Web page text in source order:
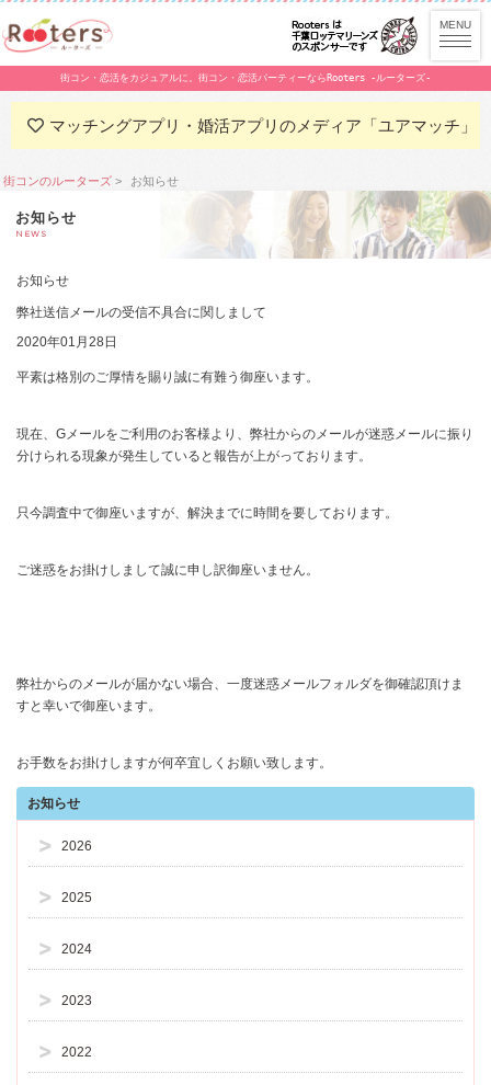
街コン・恋活をカジュアルに。街コン・恋活パーティーならRooters -ルーターズ-
マッチングアプリ・婚活アプリのメディア「ユアマッチ」
街コンのルーターズ お知らせ
お知らせ
NEWS
お知らせ
弊社送信メールの受信不具合に関しまして
2020年01月28日
平素は格別のご厚情を賜り誠に有難う御座います。
現在、Gメールをご利用のお客様より、弊社からのメールが迷惑メールに振り
分けられる現象が発生していると報告が上がっております。
只今調査中で御座いますが、解決までに時間を要しております。
ご迷惑をお掛けしまして誠に申し訳御座いません。
弊社からのメールが届かない場合、一度迷惑メールフォルダを御確認頂けま
すと幸いで御座います。
お手数をお掛けしますが何卒宜しくお願い致します。
お知らせ
2026
2025
2024
2023
2022